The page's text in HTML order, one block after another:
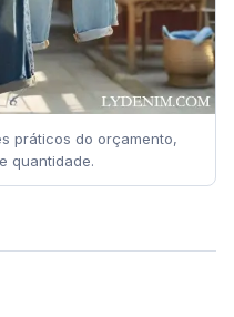
práticos do orçamento,
quantidade.